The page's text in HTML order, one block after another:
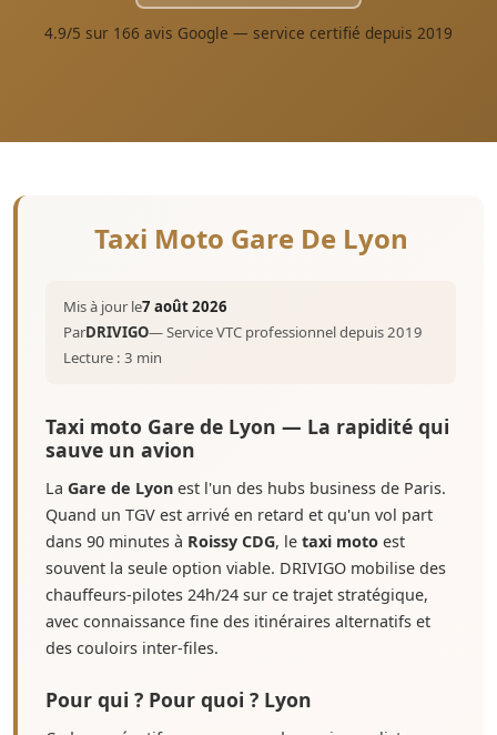
4.9/5 sur 166 avis Google — service certifié depuis 2019
Taxi Moto Gare De Lyon
Mis à jour le7 août 2026
ParDRIVIGO— Service VTC professionnel depuis 2019
Lecture : 3 min
Taxi moto Gare de Lyon — La rapidité qui
sauve un avion
La Gare de Lyon est l'un des hubs business de Paris.
Quand un TGV est arrivé en retard et qu'un vol part
dans 90 minutes à Roissy CDG, le taxi moto est
souvent la seule option viable. DRIVIGO mobilise des
chauffeurs-pilotes 24h/24 sur ce trajet stratégique,
avec connaissance fine des itinéraires alternatifs et
des couloirs inter-files.
Pour qui ? Pour quoi ? Lyon